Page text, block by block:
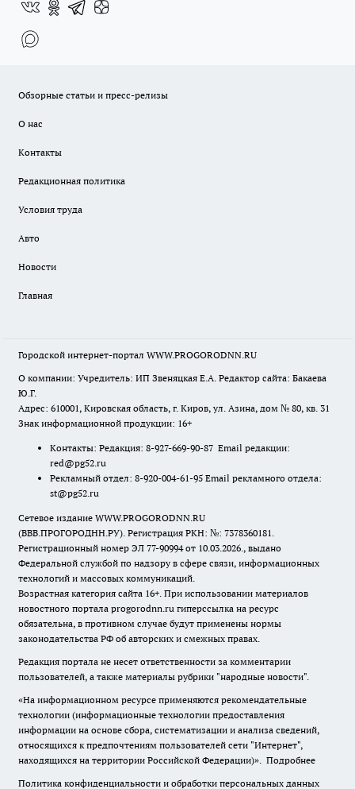
Обзорные статьи и пресс-релизы
О нас
Контакты
Редакционная политика
Условия труда
Авто
Новости
Главная
Городской интернет-портал WWW.PROGORODNN.RU
О компании: Учредитель: ИП Звеняцкая Е.А. Редактор сайта: Бакаева
Ю.Г.
Адрес: 610001, Кировская область, г. Киров, ул. Азина, дом № 80, кв. 31
Знак информационной продукции: 16+
Контакты: Редакция: 8-927-669-90-87 Email редакции:
red@pg52.ru
Рекламный отдел: 8-920-004-61-95 Email рекламного отдела:
st@pg52.ru
Сетевое издание WWW.PROGORODNN.RU
(ВВВ.ПРОГОРОДНН.РУ). Регистрация РКН: №: 7378360181.
Регистрационный номер ЭЛ 77-90994 от 10.03.2026., выдано
Федеральной службой по надзору в сфере связи, информационных
технологий и массовых коммуникаций.
Возрастная категория сайта 16+. При использовании материалов
новостного портала progorodnn.ru гиперссылка на ресурс
обязательна, в противном случае будут применены нормы
законодательства РФ об авторских и смежных правах.
Редакция портала не несет ответственности за комментарии
пользователей, а также материалы рубрики "народные новости".
«На информационном ресурсе применяются рекомендательные
технологии (информационные технологии предоставления
информации на основе сбора, систематизации и анализа сведений,
относящихся к предпочтениям пользователей сети "Интернет",
находящихся на территории Российской Федерации)». Подробнее
Политика конфиденциальности и обработки персональных данных